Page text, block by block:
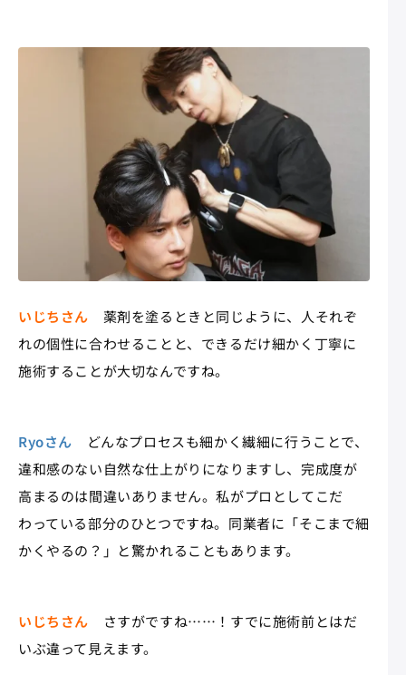
いじちさん 薬剤を塗るときと同じように、人それぞ
れの個性に合わせることと、できるだけ細かく丁寧に
施術することが大切なんですね。
Ryoさん どんなプロセスも細かく繊細に行うことで、
違和感のない自然な仕上がりになりますし、完成度が
高まるのは間違いありません。私がプロとしてこだ
わっている部分のひとつですね。同業者に「そこまで細
かくやるの？」と驚かれることもあります。
いじちさん さすがですね……！すでに施術前とはだ
いぶ違って見えます。